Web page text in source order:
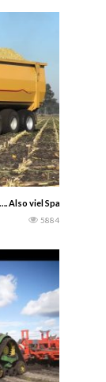
Also viel
5884